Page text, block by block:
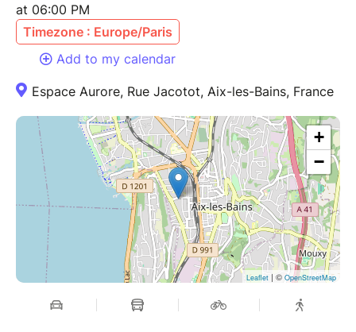
at 06:00 PM
Timezone : Europe/Paris
Add to my calendar
Espace Aurore, Rue Jacotot, Aix-les-Bains, France
+
−
Leaflet | © OpenStreetMap